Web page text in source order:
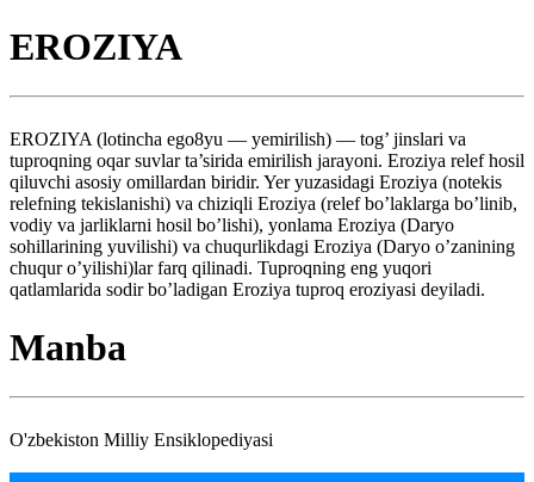
EROZIYA
EROZIYA (lotincha ego8yu — yemirilish) — tog’ jinslari va
tuproqning oqar suvlar ta’sirida emirilish jarayoni. Eroziya relef hosil
qiluvchi asosiy omillardan biridir. Yer yuzasidagi Eroziya (notekis
relefning tekislanishi) va chiziqli Eroziya (relef bo’laklarga bo’linib,
vodiy va jarliklarni hosil bo’lishi), yonlama Eroziya (Daryo
sohillarining yuvilishi) va chuqurlikdagi Eroziya (Daryo o’zanining
chuqur o’yilishi)lar farq qilinadi. Tuproqning eng yuqori
qatlamlarida sodir bo’ladigan Eroziya tuproq eroziyasi deyiladi.
Manba
O'zbekiston Milliy Ensiklopediyasi